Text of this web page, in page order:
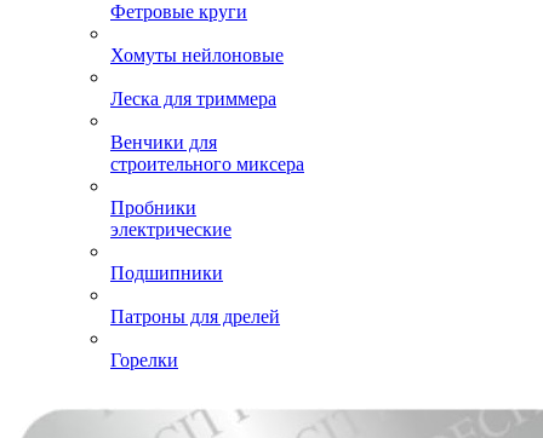
Фетровые круги
Хомуты нейлоновые
Леска для триммера
Венчики для
строительного миксера
Пробники
электрические
Подшипники
Патроны для дрелей
Горелки